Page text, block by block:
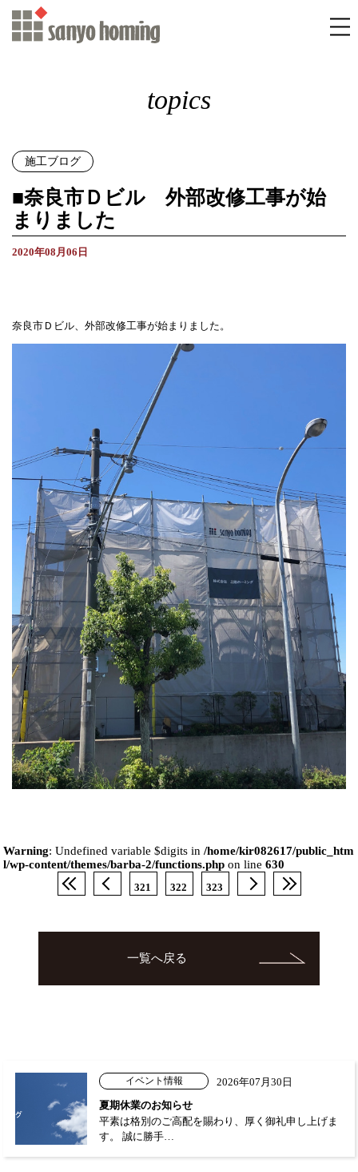
topics
施工ブログ
■奈良市Ｄビル 外部改修工事が始
まりました
2020年08月06日
奈良市Ｄビル、外部改修工事が始まりました。
Warning: Undefined variable $digits in/home/kir082617/public_htm
l/wp-content/themes/barba-2/functions.php on line630
321 322 323
一覧へ戻る
イベント情報
2026年07月30日
夏期休業のお知らせ
平素は格別のご高配を賜わり、厚く御礼申し上げま
す。 誠に勝手…